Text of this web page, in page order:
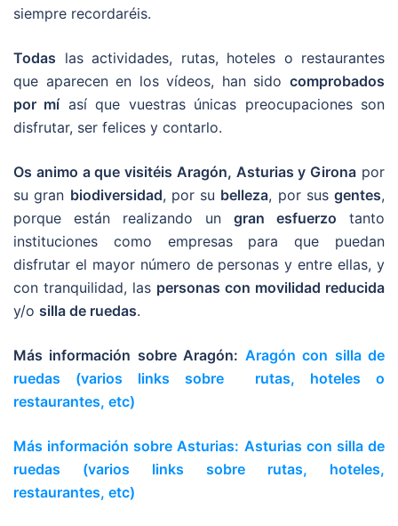
siempre recordaréis.
Todas las actividades, rutas, hoteles o restaurantes
que aparecen en los vídeos, han sido comprobados
por míasí que vuestras únicas preocupaciones son
disfrutar, ser felices y contarlo.
Os animo a que visitéis Aragón, Asturias y Girona por
su gran biodiversidad, por su belleza, por sus gentes,
porque están realizando un gran esfuerzo tanto
instituciones como empresas para que puedan
disfrutar el mayor número de personas y entre ellas, y
con tranquilidad, las personas con movilidad reducida
y/o silla de ruedas.
Más información sobre Aragón: Aragón con silla de
ruedas (varios links sobre rutas, hoteles o
restaurantes, etc)
Más información sobre Asturias: Asturias con silla de
ruedas (varios links sobre rutas, hoteles,
restaurantes, etc)